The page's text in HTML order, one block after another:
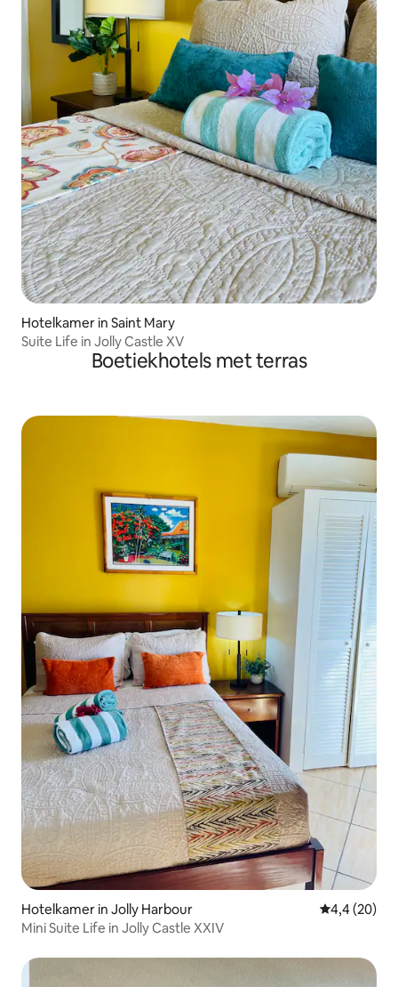
Hotelkamer in Saint Mary
Suite Life in Jolly Castle XV
Boetiekhotels met terras
Hotelkamer in Jolly Harbour Gemiddelde
4,4 (20)
Mini Suite Life in Jolly Castle XXIV